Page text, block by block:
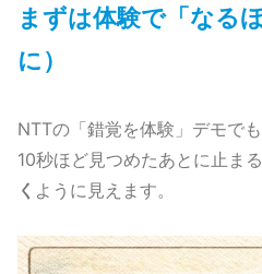
まずは体験で「なる
に）
NTTの「錯覚を体験」デモでも
10秒ほど見つめたあとに止ま
く ように見えます。